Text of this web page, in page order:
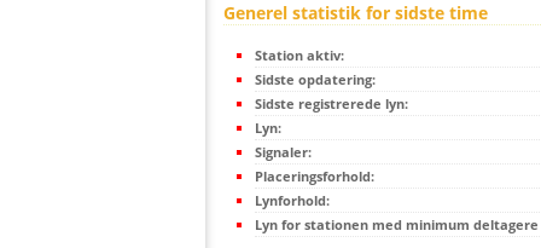
Generel statistik for sidste time
Station aktiv:
Sidste opdatering:
Sidste registrerede lyn:
Lyn:
Signaler:
Placeringsforhold:
Lynforhold:
Lyn for stationen med minimum deltagere